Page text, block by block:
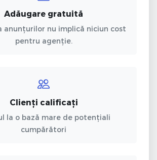
Adăugare gratuită
anunțurilor nu implică niciun cost
pentru agenție.
Clienți calificați
la o bază mare de potențiali
cumpărători